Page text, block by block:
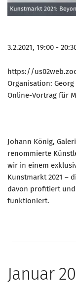
3.2.2021, 19:00 -
https://
Organisation:
Online-Vortrag für
Johann König,
renommierte
wir in einem
Kunstmarkt 2021 –
davon profitiert
funktioniert.
Januar